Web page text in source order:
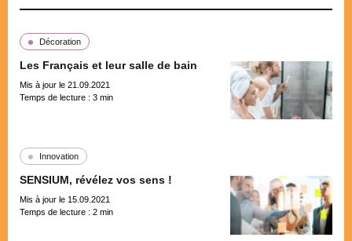
Décoration
Les Français et leur salle de bain
Mis à jour le 21.09.2021
Temps de lecture : 3 min
Innovation
SENSIUM, révélez vos sens !
Mis à jour le 15.09.2021
Temps de lecture : 2 min